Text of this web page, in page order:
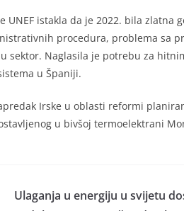
istakla da je 2022. bila zlatna
procedura, problema sa
sektor. Naglasila je potrebu za
u Španiji.
Irske u oblasti reformi
u bivšoj termoelektrani
Ulaganja u energiju u svijetu